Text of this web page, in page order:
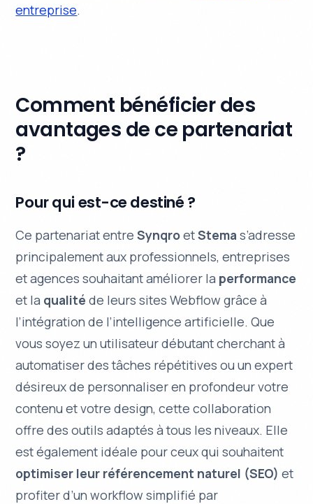
entreprise.
Comment bénéficier des
avantages de ce partenariat
?
Pour qui est-ce destiné ?
Ce partenariat entreSynqroetStema s’adresse
principalement aux professionnels,entreprises
etagences souhaitant améliorer la performance
et la qualité de leurs sites Webflow grâce à
l’intégration de l’intelligence artificielle. Que
vous soyez unutilisateur débutantcherchant à
automatiser des tâches répétitives ou unexpert
désireux de personnaliser en profondeur votre
contenu et votre design, cette collaboration
offre des outils adaptés à tous les niveaux. Elle
est également idéale pour ceux qui souhaitent
optimiser leur référencement naturel (SEO) et
profiter d’un workflow simplifié par